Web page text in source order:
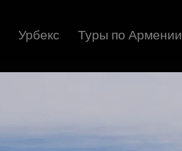
Урбекс Туры по Армении